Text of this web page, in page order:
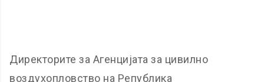
Директорите за Агенцијата за цивилно
воздухопловство на Република